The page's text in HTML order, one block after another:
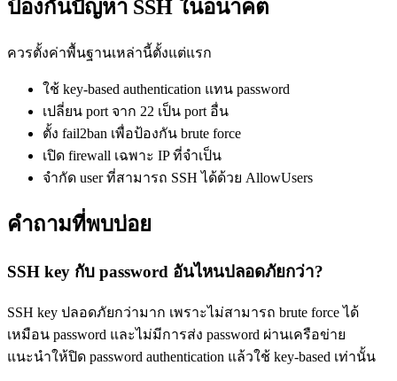
ป้องกันปัญหา SSH ในอนาคต
ควรตั้งค่าพื้นฐานเหล่านี้ตั้งแต่แรก
ใช้ key-based authentication แทน password
เปลี่ยน port จาก 22 เป็น port อื่น
ตั้ง fail2ban เพื่อป้องกัน brute force
เปิด firewall เฉพาะ IP ที่จำเป็น
จำกัด user ที่สามารถ SSH ได้ด้วย AllowUsers
คำถามที่พบบ่อย
SSH key กับ password อันไหนปลอดภัยกว่า?
SSH key ปลอดภัยกว่ามาก เพราะไม่สามารถ brute force ได้
เหมือน password และไม่มีการส่ง password ผ่านเครือข่าย
แนะนำให้ปิด password authentication แล้วใช้ key-based เท่านั้น